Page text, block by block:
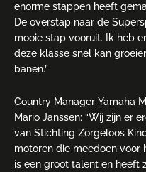
enorme stappen heeft
De overstap naar de
mooie stap vooruit. Ik heb
deze klasse snel kan
banen.”
Country Manager Yamaha
Mario Janssen: “Wij zijn er
van Stichting Zorgeloos
motoren die meedoen voor
is een groot talent en heeft